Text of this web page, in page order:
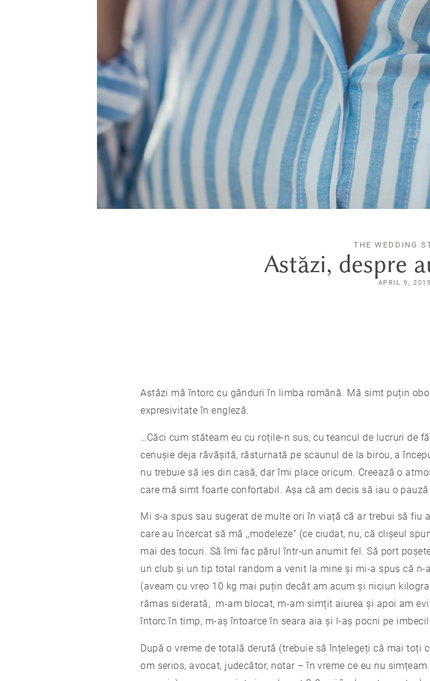
THE WEDDING
Astăzi, despre
APRIL 9, 2019
Astăzi mă întorc cu gânduri în limba română. Mă simt puțin
expresivitate în engleză.
…Căci cum stăteam eu cu roțile-n sus, cu teancul de lucruri de
cenușie deja răvășită, răsturnată pe scaunul de la birou, a
nu trebuie să ies din casă, dar îmi place oricum. Creează o
care mă simt foarte confortabil. Așa că am decis să iau o
Mi s-a spus sau sugerat de multe ori în viață că ar trebui să
care au încercat să mă ,,modeleze” (ce ciudat, nu, că clișeul
mai des tocuri. Să îmi fac părul într-un anumit fel. Să port
un club și un tip total random a venit la mine și mi-a spus că
(aveam cu vreo 10 kg mai puțin decât am acum și niciun
rămas siderată, m-am blocat, m-am simțit aiurea și apoi am
întorc în timp, m-aș întoarce în seara aia și l-aș pocni pe
După o vreme de totală derută (trebuie să înțelegeți că mai toți
om serios, avocat, judecător, notar – în vreme ce eu nu